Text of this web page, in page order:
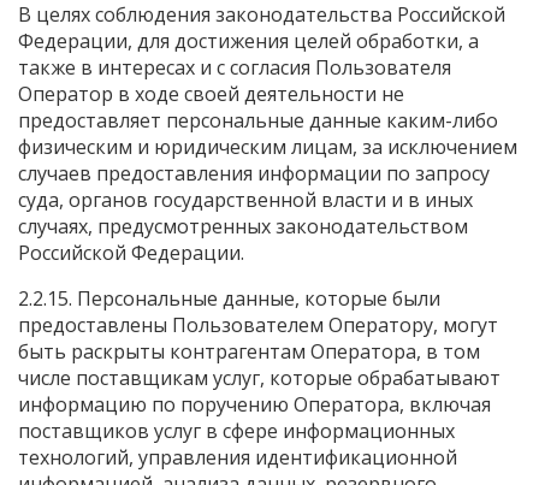
В целях соблюдения законодательства Российской
Федерации, для достижения целей обработки, а
также в интересах и с согласия Пользователя
Оператор в ходе своей деятельности не
предоставляет персональные данные каким-либо
физическим и юридическим лицам, за исключением
случаев предоставления информации по запросу
суда, органов государственной власти и в иных
случаях, предусмотренных законодательством
Российской Федерации.
2.2.15. Персональные данные, которые были
предоставлены Пользователем Оператору, могут
быть раскрыты контрагентам Оператора, в том
числе поставщикам услуг, которые обрабатывают
информацию по поручению Оператора, включая
поставщиков услуг в сфере информационных
технологий, управления идентификационной